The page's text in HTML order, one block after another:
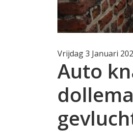
Vrijdag 3 Januari
Auto